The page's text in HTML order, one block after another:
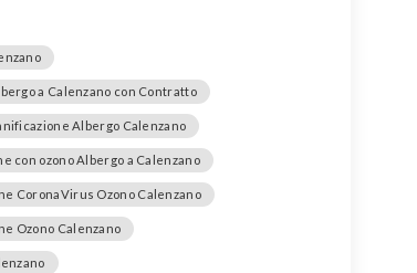
a Calenzano con Contratto
Albergo Calenzano
con ozono Albergo a Calenzano
CoronaVirus Ozono Calenzano
Ozono Calenzano